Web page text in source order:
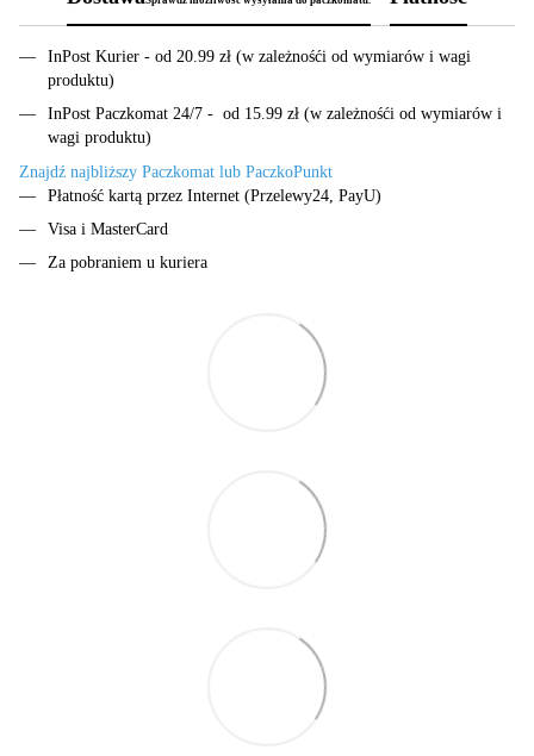
InPost Kurier - od 20.99 zł (w zależnośći od wymiarów i wagi
produktu)
InPost Paczkomat 24/7 - od 15.99 zł (w zależnośći od wymiarów i
wagi produktu)
Znajdź najbliższy Paczkomat lub PaczkoPunkt
Płatność kartą przez Internet (Przelewy24, PayU)
Visa i MasterCard
Za pobraniem u kuriera